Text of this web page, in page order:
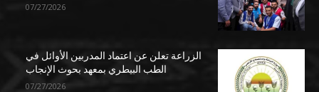
07/27/2026
الزراعة تعلن عن اعتماد المدربين الأوائل في
الطب البيطري بمعهد بحوث الإنجاب
07/27/2026